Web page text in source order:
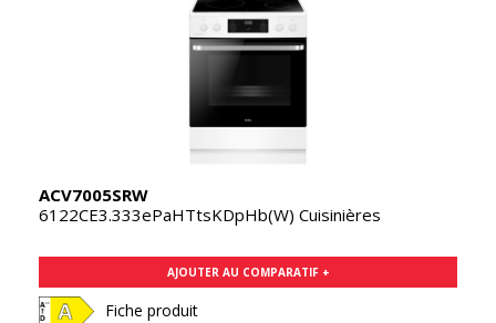
ACV7005SRW
6122CE3.333ePaHTtsKDpHb(W) Cuisinières
AJOUTER AU COMPARATIF +
Fiche produit